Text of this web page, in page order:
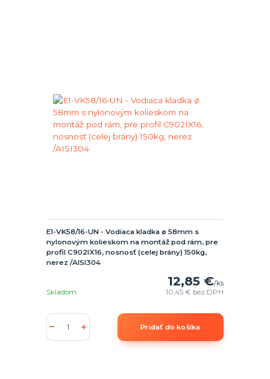
E1-VK58/16-UN - Vodiaca kladka ø 58mm s
nylonovým kolieskom na montáž pod rám, pre
profil C902IX16, nosnosť (celej brány) 150kg,
nerez /AISI304
12,85 €/ks
10,45 € bez DPH
Skladom
Pridať do košíka